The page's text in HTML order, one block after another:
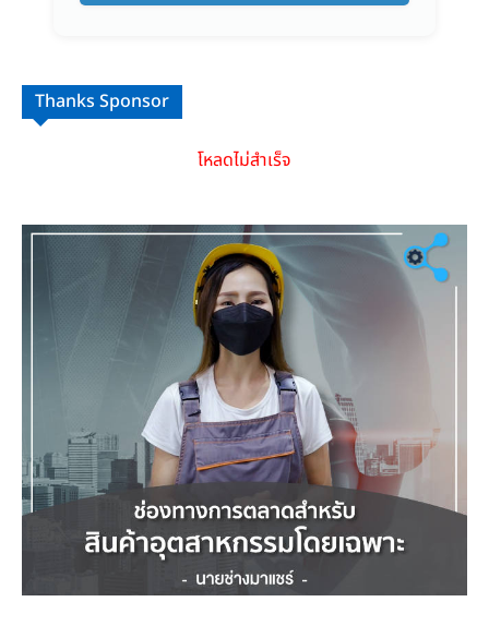
Thanks Sponsor
โหลดไม่สำเร็จ